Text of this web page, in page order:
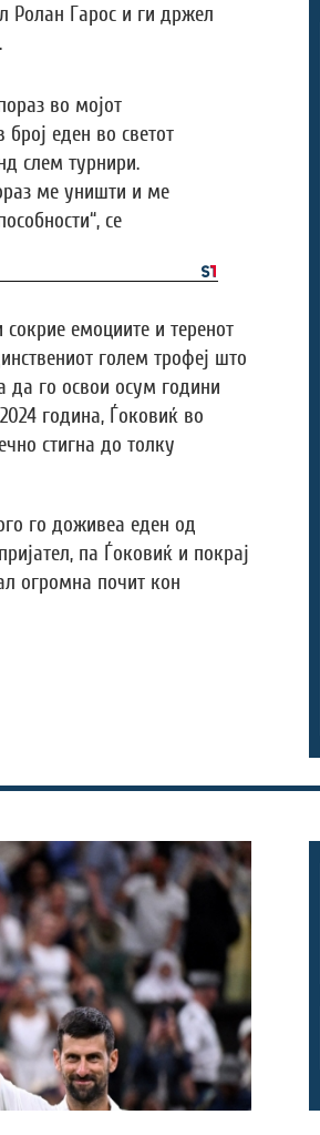
Ролан Гарос и ги држел
во мојот
еден во светот
слем турнири.
ме уништи и ме
се
емоциите и теренот
голем трофеј што
да го освои осум години
година, Ѓоковиќ во
стигна до толку
го доживеа еден од
па Ѓоковиќ и покрај
огромна почит кон